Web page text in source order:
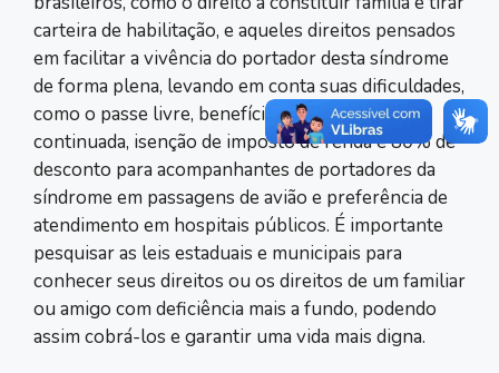
carteira de habilitação, e aqueles direitos pensados
em facilitar a vivência do portador desta síndrome
de forma plena, levando em conta suas dificuldades,
como o passe livre, benefício de prestação
continuada, isenção de imposto de renda e 80% de
desconto para acompanhantes de portadores da
síndrome em passagens de avião e preferência de
atendimento em hospitais públicos. É importante
pesquisar as leis estaduais e municipais para
conhecer seus direitos ou os direitos de um familiar
ou amigo com deficiência mais a fundo, podendo
assim cobrá-los e garantir uma vida mais digna.